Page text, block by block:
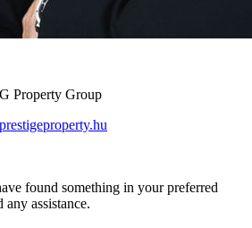
Property Group
found something in your preferred
assistance.